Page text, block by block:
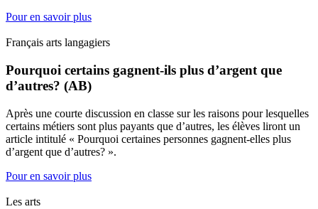
Pour en savoir plus
Français arts langagiers
Pourquoi certains gagnent-ils plus d’argent que
d’autres? (AB)
Après une courte discussion en classe sur les raisons pour lesquelles
certains métiers sont plus payants que d’autres, les élèves liront un
article intitulé « Pourquoi certaines personnes gagnent-elles plus
d’argent que d’autres? ».
Pour en savoir plus
Les arts